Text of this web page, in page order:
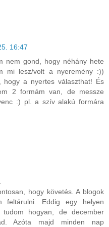
16:47
nem gond, hogy néhány hete
mi lesz/volt a nyeremény :))
a nyertes választhat! És
2 formám van, de messze
:) pl. a szív alakú formára
hogy követés. A blogok
feltárulni. Eddig egy helyen
hogyan, de december
Azóta majd minden nap